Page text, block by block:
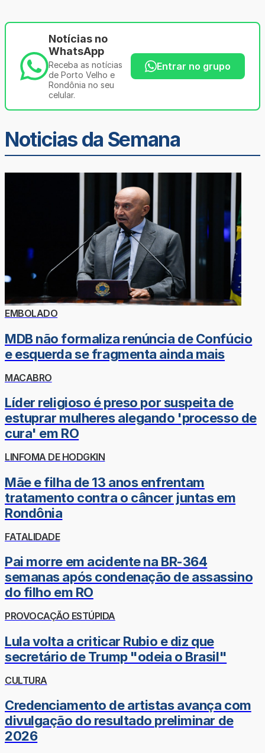
Notícias no
WhatsApp
Receba as notícias
de Porto Velho e
Rondônia no seu
celular.
Entrar no grupo
Noticias da Semana
EMBOLADO
MDB não formaliza renúncia de Confúcio
e esquerda se fragmenta ainda mais
MACABRO
Líder religioso é preso por suspeita de
estuprar mulheres alegando 'processo de
cura' em RO
LINFOMA DE HODGKIN
Mãe e filha de 13 anos enfrentam
tratamento contra o câncer juntas em
Rondônia
FATALIDADE
Pai morre em acidente na BR-364
semanas após condenação de assassino
do filho em RO
PROVOCAÇÃO ESTÚPIDA
Lula volta a criticar Rubio e diz que
secretário de Trump "odeia o Brasil"
CULTURA
Credenciamento de artistas avança com
divulgação do resultado preliminar de
2026